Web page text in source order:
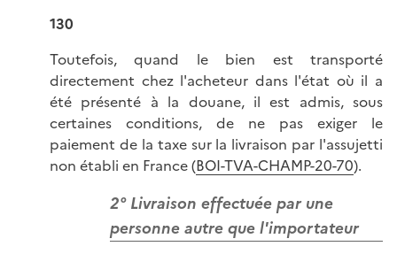
130
Toutefois, quand le bien est transporté
directement chez l'acheteur dans l'état où il a
été présenté à la douane, il est admis, sous
certaines conditions, de ne pas exiger le
paiement de la taxe sur la livraison par l'assujetti
non établi en France (BOI-TVA-CHAMP-20-70).
2° Livraison effectuée par une
personne autre que l'importateur